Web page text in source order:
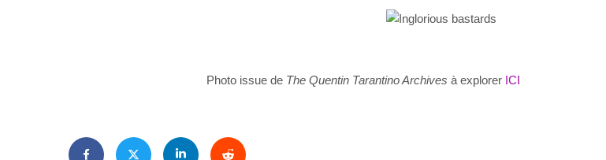
Photo issue de The Quentin Tarantino Archives à explorer ICI